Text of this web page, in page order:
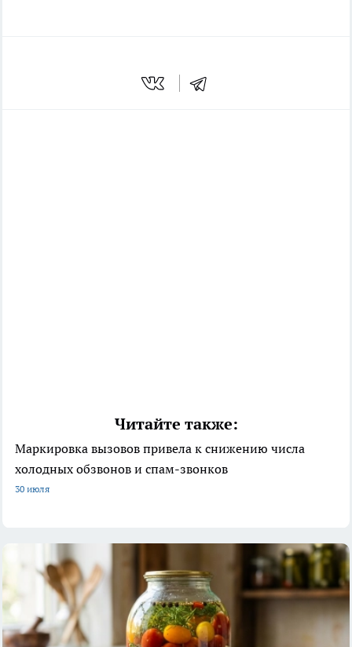
Читайте также:
Маркировка вызовов привела к снижению числа
холодных обзвонов и спам-звонков
30 июля